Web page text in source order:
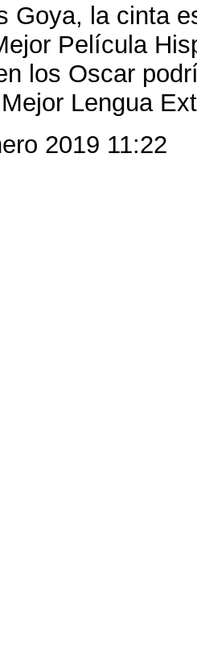
Goya, la cinta
Película
los Oscar
Lengua
2019 11:22